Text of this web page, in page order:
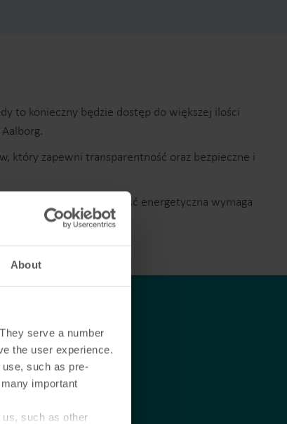
About
serve a number
the user experience.
such as pre-
important
such as other
to konieczny będzie dostęp do większej ilości
który zapewni transparentność oraz bezpieczne i
Wysoka efektywność energetyczna wymaga